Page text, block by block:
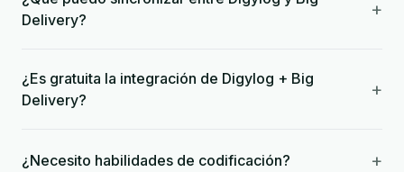
Delivery?
+
¿Es gratuita la integración de Digylog + Big
Delivery?
+
¿Necesito habilidades de codificación? +